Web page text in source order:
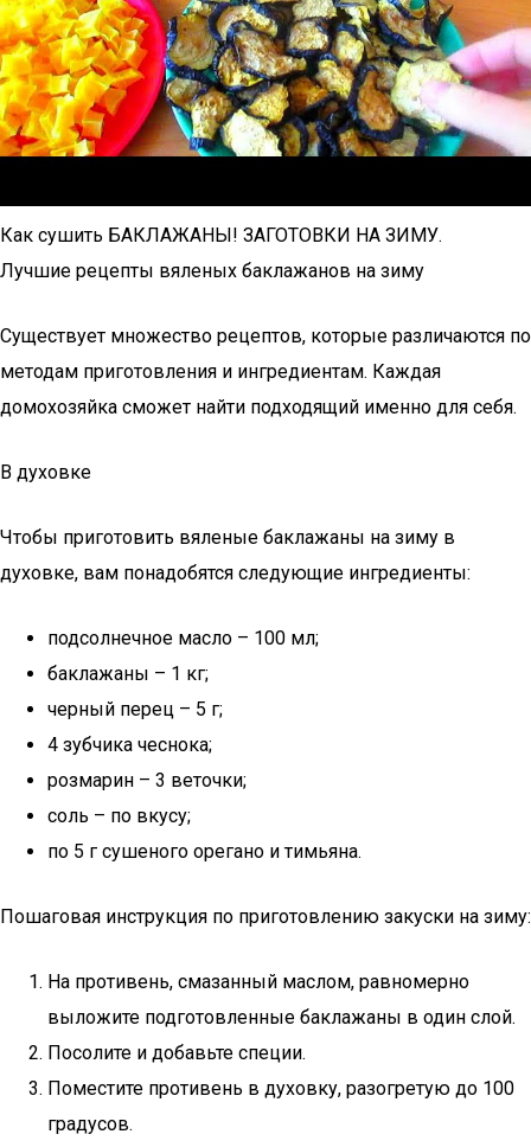
Как сушить БАКЛАЖАНЫ! ЗАГОТОВКИ НА ЗИМУ.
Лучшие рецепты вяленых баклажанов на зиму
Существует множество рецептов, которые различаются по
методам приготовления и ингредиентам. Каждая
домохозяйка сможет найти подходящий именно для себя.
В духовке
Чтобы приготовить вяленые баклажаны на зиму в
духовке, вам понадобятся следующие ингредиенты:
подсолнечное масло – 100 мл;
баклажаны – 1 кг;
черный перец – 5 г;
4 зубчика чеснока;
розмарин – 3 веточки;
соль – по вкусу;
по 5 г сушеного орегано и тимьяна.
Пошаговая инструкция по приготовлению закуски на зиму:
На противень, смазанный маслом, равномерно
выложите подготовленные баклажаны в один слой.
Посолите и добавьте специи.
Поместите противень в духовку, разогретую до 100
градусов.